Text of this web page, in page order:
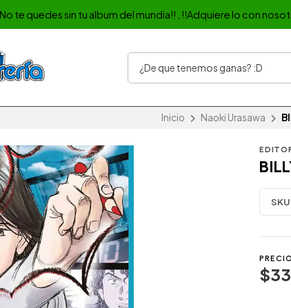
te quedes sin tu album del mundia!! , !!Adquiere lo con
Inicio Naoki Urasawa
PRECIO